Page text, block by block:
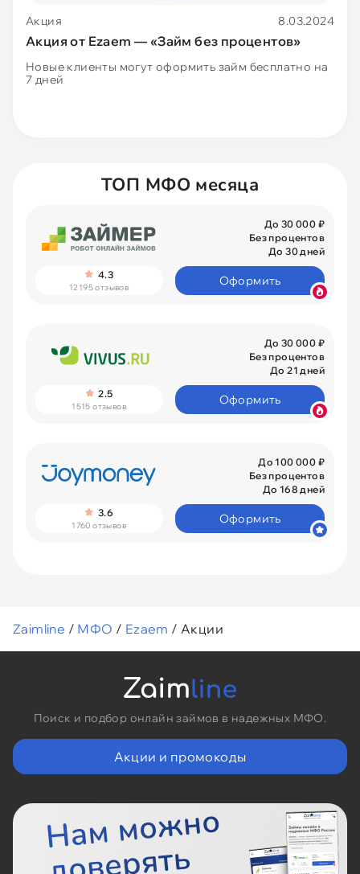
Акция 8.03.2024
Акция от Ezaem — «Займ без процентов»
Новые клиенты могут оформить займ бесплатно на
7 дней
ТОП МФО месяца
До 30 000 ₽
Без процентов
До 30 дней
4.3
12195 отзывов Оформить
До 30 000 ₽
Без процентов
До 21 дней
2.5
1515 отзывов Оформить
До 100 000 ₽
Без процентов
До 168 дней
3.6
1760 отзывов Оформить
Zaimline / МФО / Ezaem /Акции
Поиск и подбор онлайн займов в надежных МФО.
Акции и промокоды